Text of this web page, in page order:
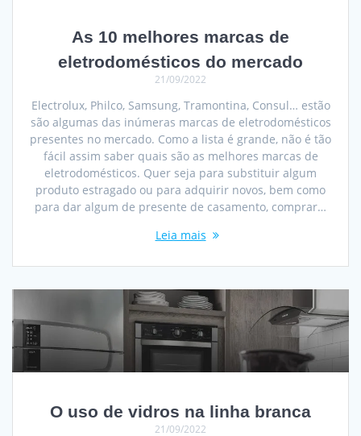
As 10 melhores marcas de
eletrodomésticos do mercado
21/09/2022
Electrolux, Philco, Samsung, Tramontina, Consul… estão
são algumas das inúmeras marcas de eletrodomésticos
presentes no mercado. Como a lista é grande, não é tão
fácil assim saber quais são as melhores marcas de
eletrodomésticos. Quer seja para substituir algum
produto estragado ou para adquirir novos, bem como
para dar algum de presente de casamento, comprar…
Leia mais
O uso de vidros na linha branca
21/09/2022